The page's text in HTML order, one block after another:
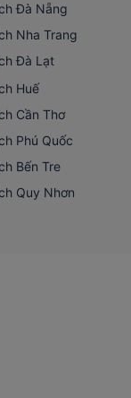
Đà Nẵng
Nha Trang
Đà Lạt
Huế
Cần Thơ
Phú Quốc
Bến Tre
Quy Nhơn